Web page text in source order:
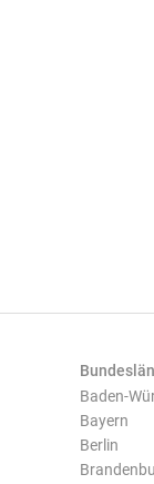
Baden-
Bayern
Berlin